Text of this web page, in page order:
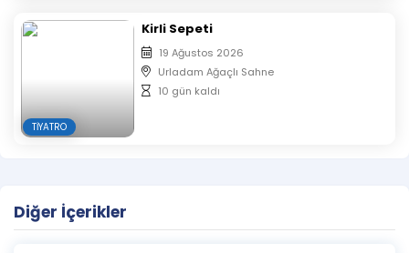
TIYATRO
Kirli Sepeti
19 Ağustos 2026
Urladam Ağaçlı Sahne
10 gün kaldı
Diğer İçerikler